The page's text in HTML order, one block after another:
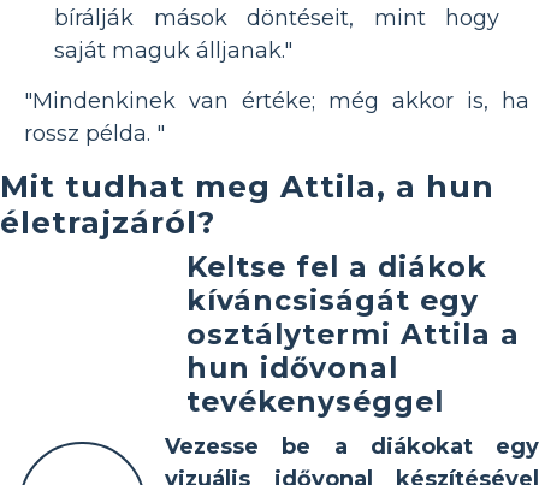
bírálják mások döntéseit, mint hogy
saját maguk álljanak."
"Mindenkinek van értéke; még akkor is, ha
rossz példa. "
Mit tudhat meg Attila, a hun
életrajzáról?
Keltse fel a diákok
kíváncsiságát egy
osztálytermi Attila a
hun idővonal
tevékenységgel
Vezesse be a diákokat egy
vizuális idővonal készítésével